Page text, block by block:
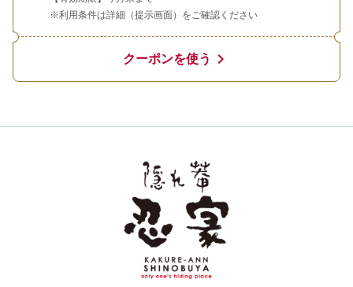
※利用条件は詳細（提示画面）をご確認ください
クーポンを使う chevron_right